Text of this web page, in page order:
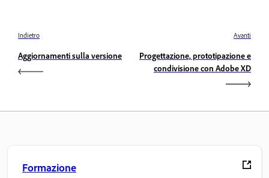
Indietro
Aggiornamenti sulla versione
Avanti
Progettazione, prototipazione e
condivisione con Adobe XD
Formazione